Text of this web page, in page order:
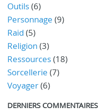
Outils(6)
Personnage (9)
Raid (5)
Religion (3)
Ressources(18)
Sorcellerie (7)
Voyager(6)
DERNIERS COMMENTAIRES